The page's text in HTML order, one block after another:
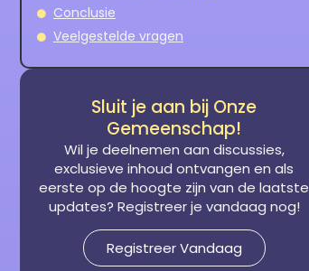
Conclusie
Veelgestelde vragen
Sluit je aan bij Onze
Gemeenschap!
Wil je deelnemen aan discussies,
exclusieve inhoud ontvangen en als
eerste op de hoogte zijn van de laatste
updates? Registreer je vandaag nog!
Registreer Vandaag